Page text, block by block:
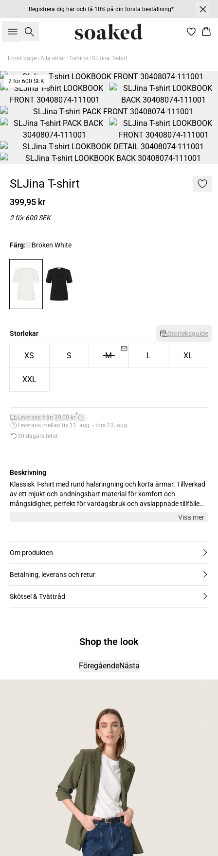
Registrera dig här och få 10% på din första beställning*
Sök
Front page Alla stilar T-shirts SLJina T-shirt
2 för 600 SEK
SLJina T-shirt
399,95 kr
2 för 600 SEK
Färg: Broken White
Storlekar Storleksguide
XS S M L XL
XXL
Leverans från 39,00 kr*
Leverans mellan tis 11. aug. - tors 13. aug.
30 dagars retur
Beskrivning
Klassisk T-shirt med rund halsringning och korta ärmar. Tillverkad
av ett mjukt och andningsbart material för komfort och
mångsidighet, perfekt för vardagsbruk och avslappnade tillfällen.
Visa mer
Om produkten
Betalning, leverans och retur
Skötsel & Tvättråd
Shop the look
FöregåendeNästa